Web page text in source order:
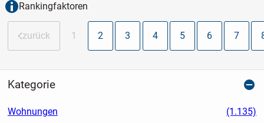
Rankingfaktoren
zurück 1 2 3 4 5 6 7
Kategorie
Wohnungen
(1.135)